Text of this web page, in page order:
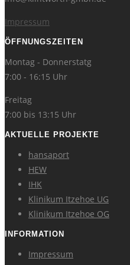
Impressum
ÖFFNUNGSZEITEN
Montag - Donnerstatg
7:00 - 16:15 Uhr
Freitag
7:00 bis 13:15 Uhr
AKTUELLE PROJEKTE
hansaport
HEW
IHK
Klinikum Itzehoe UG
Klinikum Itzehoe OG
INFORMATION
Impressum